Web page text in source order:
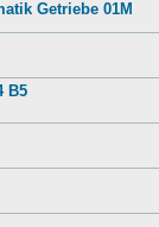
Getriebe 01M
B5